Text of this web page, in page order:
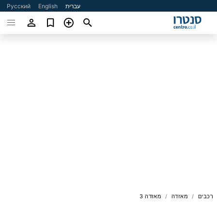
עברית English
Русский
רכבים מאזדה מאזדה 3